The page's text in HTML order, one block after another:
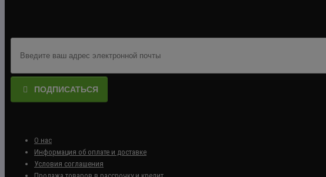
ПОДПИСАТЬСЯ
О нас
Информация об оплате и доставке
Условия соглашения